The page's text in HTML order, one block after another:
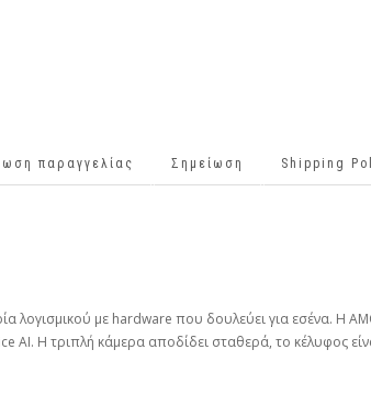
παραγγελίας Σημείωση Shipping
λογισμικού με hardware που δουλεύει για εσένα. Η
AI. Η τριπλή κάμερα αποδίδει σταθερά, το κέλυφος